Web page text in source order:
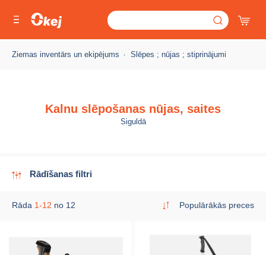
Ziemas inventārs un ekipējums Slēpes ; nūjas ; stiprinājumi
Kalnu slēpošanas nūjas, saites
Siguldā
Rādīšanas filtri
Rāda 1-12 no 12 Populārākās preces